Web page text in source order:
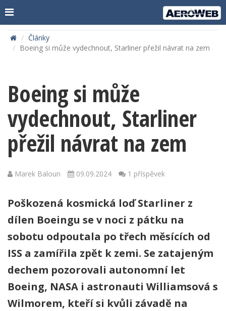
Články
Boeing si může vydechnout, Starliner přežil návrat na zem
Boeing si může
vydechnout, Starliner
přežil návrat na zem
Marek Baloun 09.09.2024 1 příspěvek
Poškozená kosmická loď Starliner z
dílen Boeingu se v noci z pátku na
sobotu odpoutala po třech měsících od
ISS a zamířila zpět k zemi. Se zatajeným
dechem pozorovali autonomní let
Boeing, NASA i astronauti Williamsová s
Wilmorem, kteří si kvůli závadě na